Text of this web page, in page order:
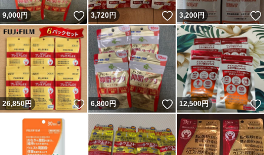
9,000円 いいね！
3,720円 いいね！
3,200円
26,850円 いいね！
6,800円 いいね！
12,500円